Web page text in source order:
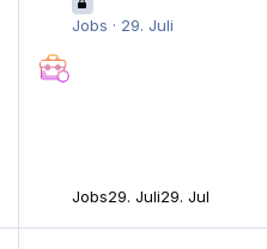
Jobs · 29. Juli
Jobs29. Juli29. Jul